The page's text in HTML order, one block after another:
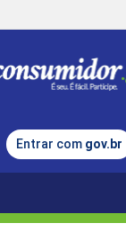
Entrar com gov.br